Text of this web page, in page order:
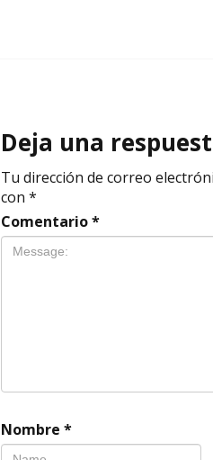
Deja una
Tu dirección de correo
con *
Comentario*
Nombre *